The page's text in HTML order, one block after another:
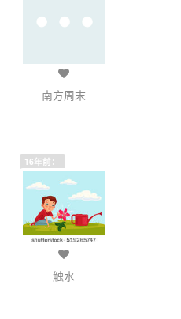
南方周末
16年前：
触水